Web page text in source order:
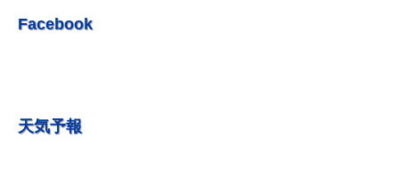
R5.5.20 釣果情報更新しました。
R5.3.25釣果情報更新しました。
Facebook
天気予報